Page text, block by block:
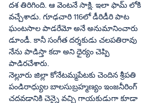
దశ తిరిగింది. ఆ వెంటనే సాక్షి. ఇలా ఫామ్‌ లోకి
వచ్చేశాడు. గూఢచారి 116లో డీరిడీరి పాట
ఘంటసాల పాడరేమో అనే అనుమానించారు
డూండీ. కానీ సంగీత దర్శకుడు చలపతిరావు
నేను పాడిస్తా కదా అని ధైర్యం చెప్పి
పాడిరచేశారు.
నెల్లూరు జిల్లా కోనేటమ్మపేటకు చెందిన శ్రీపతి
పండిరాధ్యుల బాలసుబ్రహ్మణ్యం ఇంజనీరింగ్‌
చదవడానికి చెన్నై వచ్చి గాయకుడుగా కూడా